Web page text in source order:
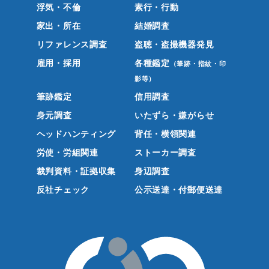
浮気・不倫
素行・行動
家出・所在
結婚調査
リファレンス調査
盗聴・盗撮機器発見
雇用・採用
各種鑑定 （筆跡・指紋・印
影等）
筆跡鑑定
信用調査
身元調査
いたずら・嫌がらせ
ヘッドハンティング
背任・横領関連
労使・労組関連
ストーカー調査
裁判資料・証拠収集
身辺調査
反社チェック
公示送達・付郵便送達